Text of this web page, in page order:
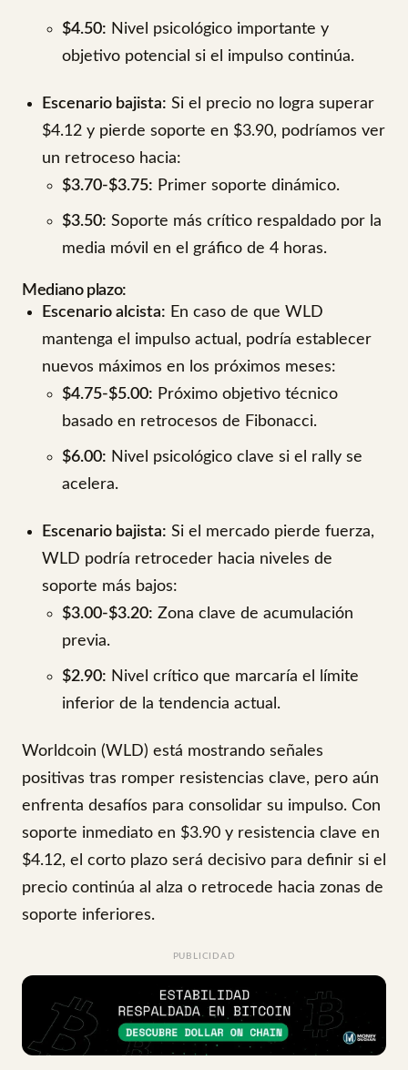
$4.50: Nivel psicológico importante y
objetivo potencial si el impulso continúa.
Escenario bajista: Si el precio no logra superar
$4.12 y pierde soporte en $3.90, podríamos ver
un retroceso hacia:
$3.70-$3.75: Primer soporte dinámico.
$3.50: Soporte más crítico respaldado por la
media móvil en el gráfico de 4 horas.
Mediano plazo:
Escenario alcista: En caso de que WLD
mantenga el impulso actual, podría establecer
nuevos máximos en los próximos meses:
$4.75-$5.00: Próximo objetivo técnico
basado en retrocesos de Fibonacci.
$6.00: Nivel psicológico clave si el rally se
acelera.
Escenario bajista: Si el mercado pierde fuerza,
WLD podría retroceder hacia niveles de
soporte más bajos:
$3.00-$3.20: Zona clave de acumulación
previa.
$2.90: Nivel crítico que marcaría el límite
inferior de la tendencia actual.
Worldcoin (WLD) está mostrando señales
positivas tras romper resistencias clave, pero aún
enfrenta desafíos para consolidar su impulso. Con
soporte inmediato en $3.90 y resistencia clave en
$4.12, el corto plazo será decisivo para definir si el
precio continúa al alza o retrocede hacia zonas de
soporte inferiores.
PUBLICIDAD